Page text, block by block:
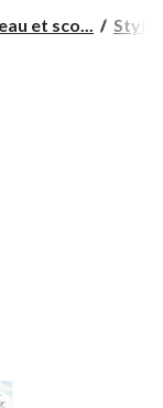
et sco...